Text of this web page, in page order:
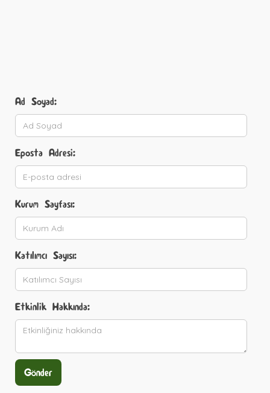
Ad Soyad:
Eposta Adresi:
Kurum Sayfası:
Katılımcı Sayısı:
Etkinlik Hakkında: